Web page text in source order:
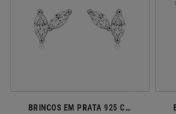
BRINCOS EM PRATA 925 COM 2 ZIRCONIAS